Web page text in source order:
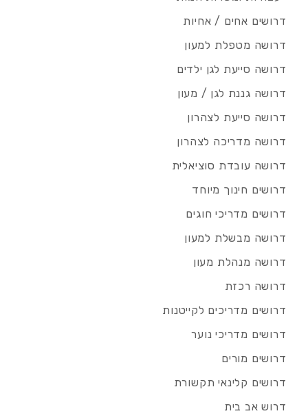
דרושים אחים / אחיות
דרושה מטפלת למעון
דרושה סייעת לגן ילדים
דרושה גננת לגן / מעון
דרושה סייעת לצהרון
דרושה מדריכה לצהרון
דרושה עובדת סוציאלית
דרושים חינוך מיוחד
דרושים מדריכי חוגים
דרושה מבשלת למעון
דרושה מנהלת מעון
דרושה רכזת
דרושים מדריכים לקייטנות
דרושים מדריכי נוער
דרושים מורים
דרושים קלינאי תקשורת
דרוש אב בית